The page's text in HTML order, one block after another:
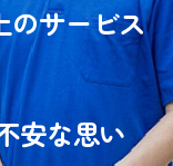
のサービス
安な思い